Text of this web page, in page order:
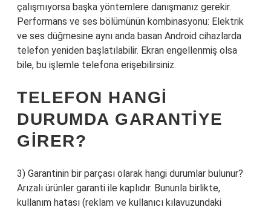
çalışmıyorsa başka yöntemlere danışmanız gerekir.
Performans ve ses bölümünün kombinasyonu: Elektrik
ve ses düğmesine aynı anda basan Android cihazlarda
telefon yeniden başlatılabilir. Ekran engellenmiş olsa
bile, bu işlemle telefona erişebilirsiniz.
TELEFON HANGI
DURUMDA GARANTIYE
GIRER?
3) Garantinin bir parçası olarak hangi durumlar bulunur?
Arızalı ürünler garanti ile kaplıdır. Bununla birlikte,
kullanım hatası (reklam ve kullanıcı kılavuzundaki